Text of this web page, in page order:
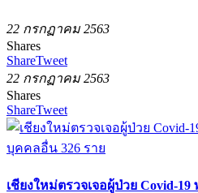
22 กรกฏาคม 2563
Shares
ShareTweet
22 กรกฏาคม 2563
Shares
ShareTweet
เชียงใหม่ตรวจเจอผู้ป่วย Covid-